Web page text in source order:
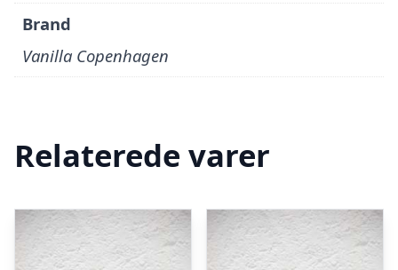
Brand
Vanilla Copenhagen
Relaterede varer